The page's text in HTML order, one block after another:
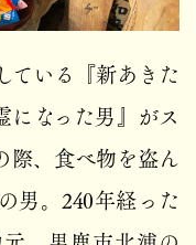
ている『新あきた
になった男』がス
際、食べ物を盗ん
男。240年経った